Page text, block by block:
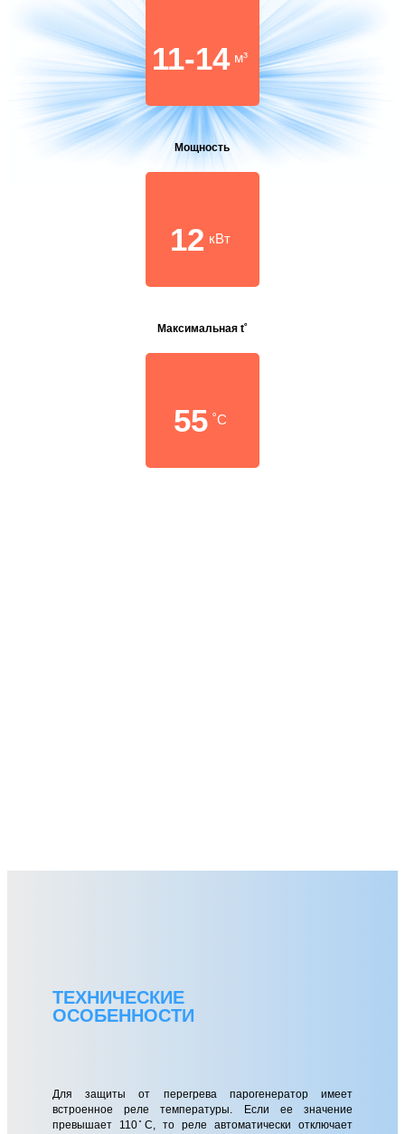
11-14 м³
Мощность
12 кВт
Максимальная t˚
55 ˚C
ТЕХНИЧЕСКИЕ
ОСОБЕННОСТИ
Для защиты от перегрева парогенератор имеет
встроенное реле температуры. Если ее значение
превышает 110 ̊С, то реле автоматически отключает